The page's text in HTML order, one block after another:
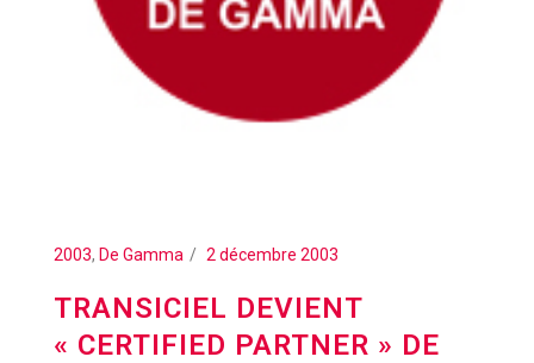
2003, De Gamma 2 décembre 2003
TRANSICIEL DEVIENT
« CERTIFIED PARTNER » DE